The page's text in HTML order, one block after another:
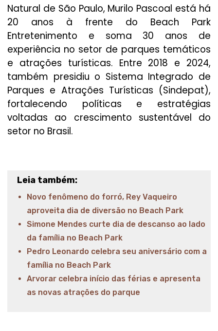
Natural de São Paulo, Murilo Pascoal está há
20 anos à frente do Beach Park
Entretenimento e soma 30 anos de
experiência no setor de parques temáticos
e atrações turísticas. Entre 2018 e 2024,
também presidiu o Sistema Integrado de
Parques e Atrações Turísticas (Sindepat),
fortalecendo políticas e estratégias
voltadas ao crescimento sustentável do
setor no Brasil.
Leia também:
Novo fenômeno do forró, Rey Vaqueiro
aproveita dia de diversão no Beach Park
Simone Mendes curte dia de descanso ao lado
da família no Beach Park
Pedro Leonardo celebra seu aniversário com a
família no Beach Park
Arvorar celebra início das férias e apresenta
as novas atrações do parque